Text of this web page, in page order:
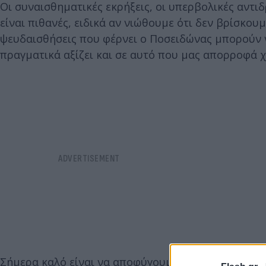
Οι συναισθηματικές εκρήξεις, οι υπερβολικές
είναι πιθανές, ειδικά αν νιώθουμε ότι δεν
ψευδαισθήσεις που φέρνει ο Ποσειδώνας
πραγματικά αξίζει και σε αυτό που μας απορροφά
Σήμερα καλό είναι να αποφύγουμε τις βιαστικές